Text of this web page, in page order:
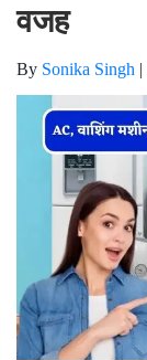
वजह
By Sonika Singh |